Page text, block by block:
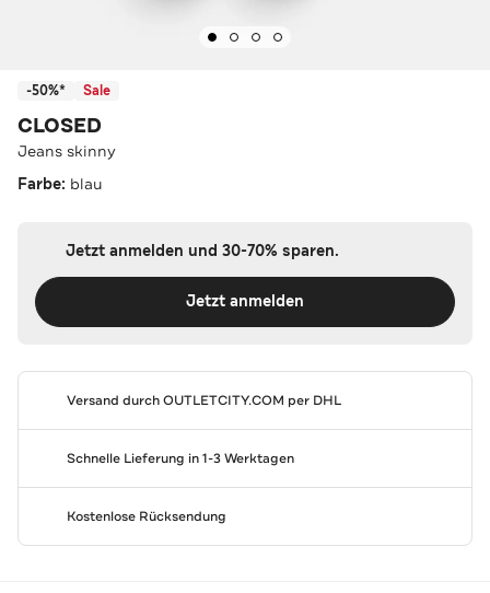
-50%* Sale
CLOSED
Jeans skinny
Farbe: blau
Jetzt anmelden und 30-70% sparen.
Jetzt anmelden
Versand durchOUTLETCITY.COM per DHL
Schnelle Lieferung in 1-3 Werktagen
Kostenlose Rücksendung